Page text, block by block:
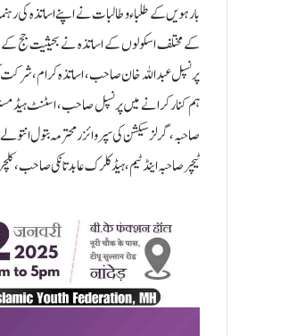
بارہویں کے طلباء و طالبات نے اپنے اساتذہ
کے مختلف اسکولوں کے اساتذہ نے بحیثیت جج کے
پرنسپل عبداللہ خان صاحب ، اساتذہ کرام ، شرکت
ہم کنار کرانے میں پرنسپل صاحب ، اسٹنٹ
صاحبہ ، گرلز سیکشن کی سپروائزر محترمہ بتول
ٹیچر صاحبہ اینڈ ٹیم، ہیڈ کلرک عابد تانکی